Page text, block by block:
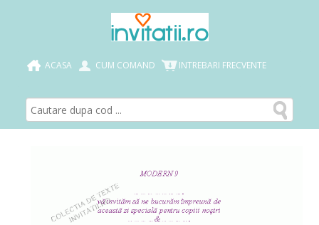
ACASA CUM COMAND INTREBARI FRECVENTE